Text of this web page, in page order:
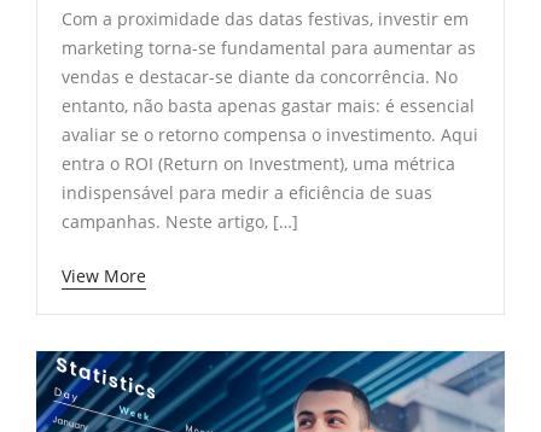
Com a proximidade das datas festivas, investir em
marketing torna-se fundamental para aumentar as
vendas e destacar-se diante da concorrência. No
entanto, não basta apenas gastar mais: é essencial
avaliar se o retorno compensa o investimento. Aqui
entra o ROI (Return on Investment), uma métrica
indispensável para medir a eficiência de suas
campanhas. Neste artigo, […]
View More